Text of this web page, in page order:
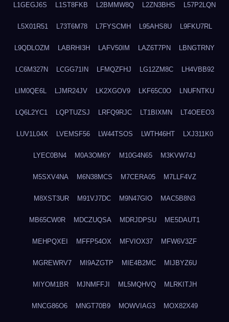
L1GEGJ6S L1ST8FKB L2BMMW8Q L2ZN3BHS L57P2LQN
L5X01R51 L73T6M78 L7FYSCMH L95AHS8U L9FKU7RL
L9QDLOZM LABRHI3H LAFV50IM LAZ6T7PN LBNGTRNY
LC6M327N LCGG71IN LFMQZFHJ LG12ZM8C LH4VBB92
LIM0QE6L LJMR24JV LK2XGOV9 LKF65C0O LNUFNTKU
LQ6L2YC1 LQPTUZSJ LRFQ9RJC LT1BIXMN LT4OEEO3
LUV1L04X LVEMSF56 LW44TSOS LWTH46HT LXJ311K0
LYEC0BN4 M0A3OM6Y M10G4N65 M3KVW74J
M5SXV4NA M6N38MCS M7CERA05 M7LLF4VZ
M8XST3UR M91VJ7DC M9N47GIO MAC5B8N3
MB65CW0R MDCZUQSA MDRJDPSU ME5DAUT1
MEHPQXEI MFFP54OX MFVIOX37 MFW6V3ZF
MGREWRV7 MI9AZGTP MIE4B2MC MIJBYZ6U
MIYOM1BR MJNMFFJI ML5MQHVQ MLRKITJH
MNCG86O6 MNGT70B9 MOWVIAG3 MOX82X49